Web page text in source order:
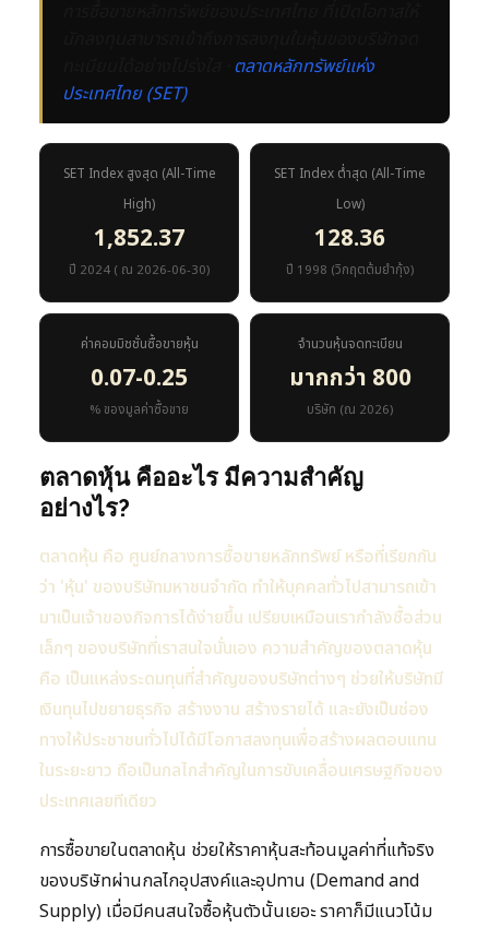
ตลาดหลักทรัพย์แห่ง
ประเทศไทย (SET)
SET Index สูงสุด (All-Time
High)
1,852.37
ปี 2024 ( ณ 2026-06-30)
SET Index ต่ำสุด (All-Time
Low)
128.36
ปี 1998 (วิกฤตต้มยำกุ้ง)
ค่าคอมมิชชั่นซื้อขายหุ้น
0.07-0.25
% ของมูลค่าซื้อขาย
จำนวนหุ้นจดทะเบียน
มากกว่า 800
บริษัท (ณ 2026)
ตลาดหุ้น คืออะไร มีความสำคัญ
อย่างไร?
ตลาดหุ้น คือ ศูนย์กลางการซื้อขายหลักทรัพย์ หรือที่เรียกกัน
ว่า 'หุ้น' ของบริษัทมหาชนจำกัด ทำให้บุคคลทั่วไปสามารถเข้า
มาเป็นเจ้าของกิจการได้ง่ายขึ้น เปรียบเหมือนเรากำลังซื้อส่วน
เล็กๆ ของบริษัทที่เราสนใจนั่นเอง ความสำคัญของตลาดหุ้น
คือ เป็นแหล่งระดมทุนที่สำคัญของบริษัทต่างๆ ช่วยให้บริษัทมี
เงินทุนไปขยายธุรกิจ สร้างงาน สร้างรายได้ และยังเป็นช่อง
ทางให้ประชาชนทั่วไปได้มีโอกาสลงทุนเพื่อสร้างผลตอบแทน
ในระยะยาว ถือเป็นกลไกสำคัญในการขับเคลื่อนเศรษฐกิจของ
ประเทศเลยทีเดียว
การซื้อขายในตลาดหุ้น ช่วยให้ราคาหุ้นสะท้อนมูลค่าที่แท้จริง
ของบริษัทผ่านกลไกอุปสงค์และอุปทาน (Demand and
Supply) เมื่อมีคนสนใจซื้อหุ้นตัวนั้นเยอะ ราคาก็มีแนวโน้ม